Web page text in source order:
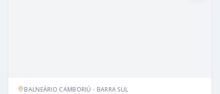
BALNEÁRIO CAMBORIÚ - BARRA SUL